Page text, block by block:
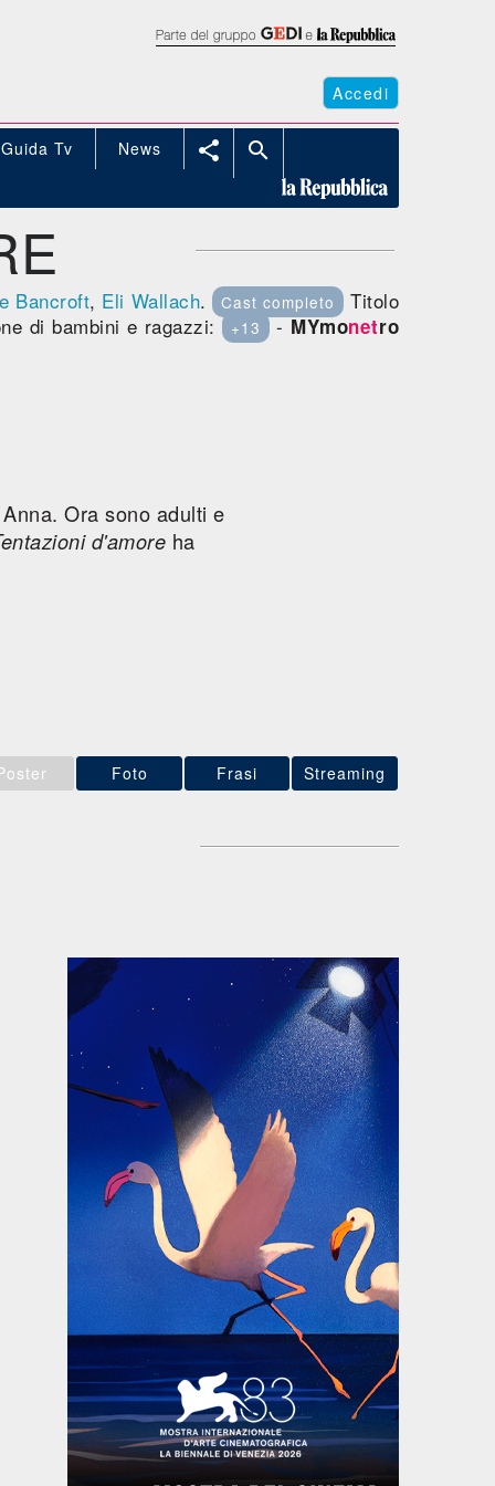
Accedi
Guida Tv News  
Bancroft, Eli Wallach. Cast completo
Titolo
di bambini e ragazzi: +13 -MYmonetro
Ora sono adulti e
d'amore ha
Foto Frasi Streaming